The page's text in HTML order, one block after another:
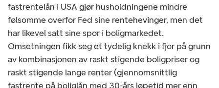
fastrentelån i USA gjør husholdningene mindre
følsomme overfor Fed sine rentehevinger, men det
har likevel satt sine spor i boligmarkedet.
Omsetningen fikk seg et tydelig knekk i fjor på grunn
av kombinasjonen av raskt stigende boligpriser og
raskt stigende lange renter (gjennomsnittlig
fastrente på boliglån med 30-års løpetid mer enn